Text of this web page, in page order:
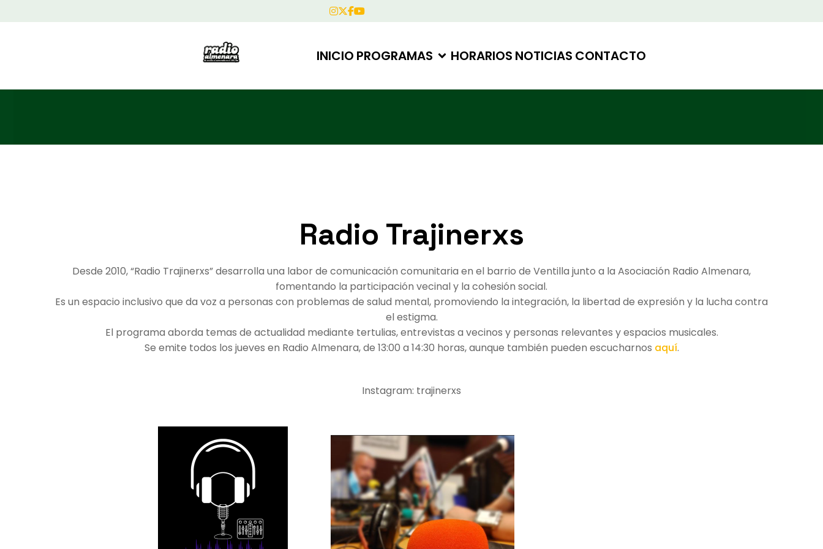
INICIO PROGRAMAS HORARIOS NOTICIAS CONTACTO
Radio Trajinerxs
Desde 2010, “Radio Trajinerxs” desarrolla una labor de comunicación comunitaria en el barrio de Ventilla junto a la Asociación Radio Almenara,
fomentando la participación vecinal y la cohesión social.
Es un espacio inclusivo que da voz a personas con problemas de salud mental, promoviendo la integración, la libertad de expresión y la lucha contra
el estigma.
El programa aborda temas de actualidad mediante tertulias, entrevistas a vecinos y personas relevantes y espacios musicales.
Se emite todos los jueves en Radio Almenara, de 13:00 a 14:30 horas, aunque también pueden escucharnos aquí.
Instagram: trajinerxs